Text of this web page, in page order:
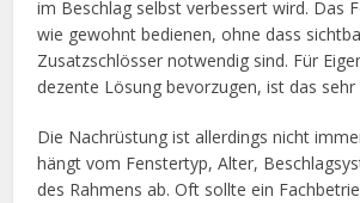
im Beschlag selbst verbessert wird. Das
wie gewohnt bedienen, ohne dass
Zusatzschlösser notwendig sind. Für
dezente Lösung bevorzugen, ist das
Die Nachrüstung ist allerdings nicht
hängt vom Fenstertyp, Alter,
des Rahmens ab. Oft sollte ein